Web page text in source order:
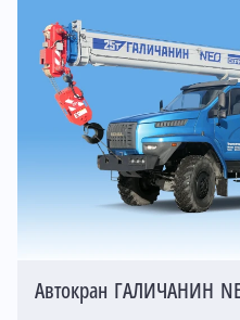
Автокран ГАЛИЧАНИН